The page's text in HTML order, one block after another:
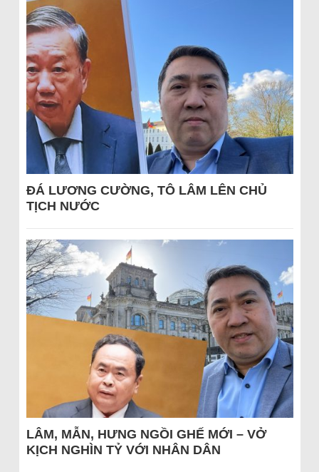
ĐÁ LƯƠNG CƯỜNG, TÔ LÂM LÊN CHỦ
TỊCH NƯỚC
LÂM, MẪN, HƯNG NGỒI GHẾ MỚI – VỞ
KỊCH NGHÌN TỶ VỚI NHÂN DÂN